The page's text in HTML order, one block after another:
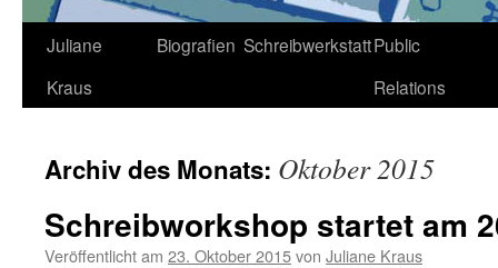
Juliane
Kraus
Biografien SchreibwerkstattPublic
Relations
Archiv des Monats: Oktober 2015
Schreibworkshop startet am
Veröffentlicht am 23. Oktober 2015von Juliane Kraus